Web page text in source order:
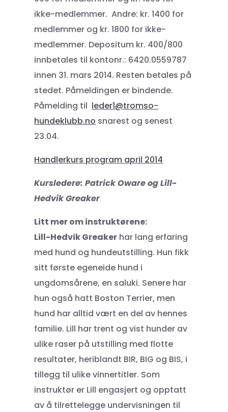
ikke-medlemmer. Andre: kr. 1400 for
medlemmer og kr. 1800 for ikke-
medlemmer. Depositum kr. 400/800
innbetales til kontonr.: 6420.0559787
innen 31. mars 2014. Resten betales på
stedet. Påmeldingen er bindende.
Påmelding til leder1@tromso-
hundeklubb.no snarest og senest
23.04.
Handlerkurs program april 2014
Kursledere:Patrick Oware og Lill-
Hedvik Greaker
Litt mer om instruktørene:
Lill-Hedvik Greaker har lang erfaring
med hund og hundeutstilling. Hun fikk
sitt første egeneide hund i
ungdomsårene, en saluki. Senere har
hun også hatt Boston Terrier, men
hund har alltid vært en del av hennes
familie. Lill har trent og vist hunder av
ulike raser på utstilling med flotte
resultater, heriblandt BIR, BIG og BIS, i
tillegg til ulike vinnertitler. Som
instruktør er Lill engasjert og opptatt
av å tilrettelegge undervisningen til